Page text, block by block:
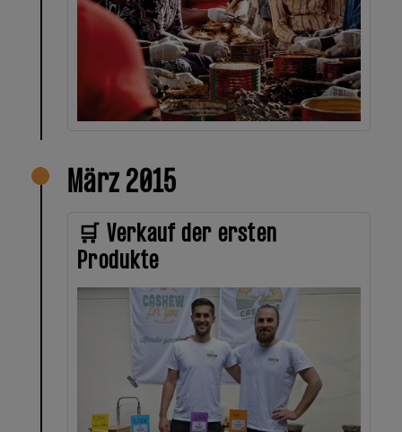
März 2015
🛒 Verkauf der ersten
Produkte